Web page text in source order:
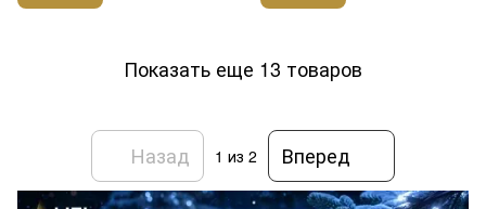
Показать еще 13 товаров
Назад 1 из 2 Вперед